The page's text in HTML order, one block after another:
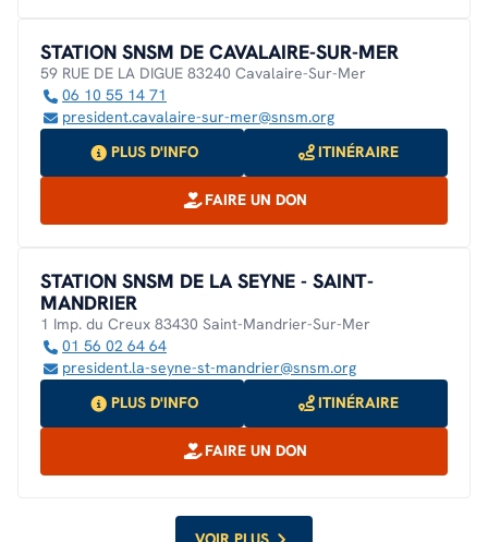
STATION SNSM DE CAVALAIRE-SUR-MER
59 RUE DE LA DIGUE 83240 Cavalaire-Sur-Mer
06 10 55 14 71
president.cavalaire-sur-mer@snsm.org
PLUS D'INFO
ITINÉRAIRE
FAIRE UN DON
STATION SNSM DE LA SEYNE - SAINT-
MANDRIER
1 Imp. du Creux 83430 Saint-Mandrier-Sur-Mer
01 56 02 64 64
president.la-seyne-st-mandrier@snsm.org
PLUS D'INFO
ITINÉRAIRE
FAIRE UN DON